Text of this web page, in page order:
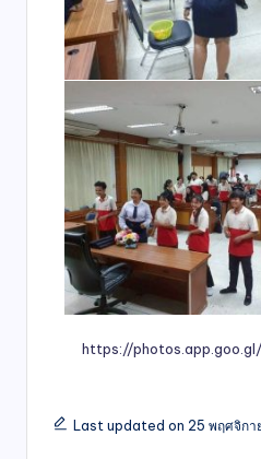
https://
Last updated on 25 พฤศจิกา